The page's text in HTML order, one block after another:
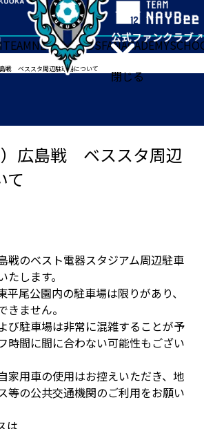
閉じる
TEAMNEWSGOODSFANACADEMY
戦 ベススタ周辺駐車場について
）広島戦 ベススタ周辺
て
戦のベスト電器スタジアム周辺駐車
します。
平尾公園内の駐車場は限りがあり、
きません。
び駐車場は非常に混雑することが予
時間に間に合わない可能性もござい
家用車の使用はお控えいただき、地
等の公共交通機関のご利用をお願い
は